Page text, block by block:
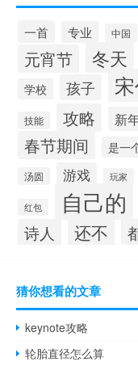
一首 专业 中国
元宵节 冬天
学校
孩子
技能 攻略 新
春节期间 是一
汤圆 游戏 玩家
红包 自己的
诗人 还不
猜你想看的文章
keynote攻略
轮胎直径怎么算